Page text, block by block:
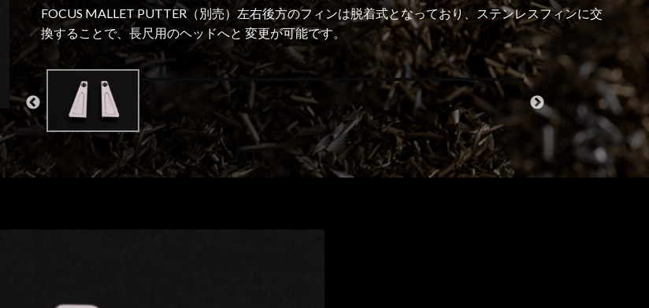
FOCUS MALLET PUTTER（別売）左右後方のフィンは脱着式となっており、ステンレスフィンに交
換することで、長尺用のヘッドへと 変更が可能です。